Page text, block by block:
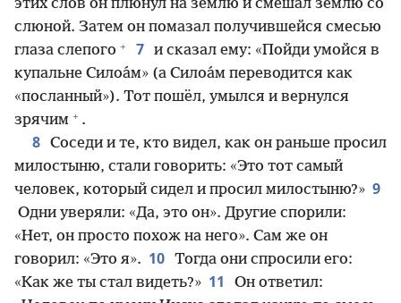
этих слов он плюнул на землю и смешал землю со
слюной. Затем он помазал получившейся смесью
глаза слепого + 7 и сказал ему: «Пойди умойся в
купальне Силоа́м» (а Силоа́м переводится как
«посланный»). Тот пошёл, умылся и вернулся
зрячим + .
8 Соседи и те, кто видел, как он раньше просил
милостыню, стали говорить: «Это тот самый
человек, который сидел и просил милостыню?» 9
Одни уверяли: «Да, это он». Другие спорили:
«Нет, он просто похож на него». Сам же он
говорил: «Это я». 10 Тогда они спросили его:
«Как же ты стал видеть?» 11
Он ответил: